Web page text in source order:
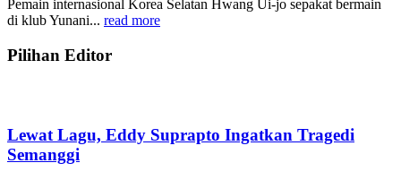
Pemain internasional Korea Selatan Hwang Ui-jo sepakat bermain
di klub Yunani... read more
Pilihan Editor
Lewat Lagu, Eddy Suprapto Ingatkan Tragedi
Semanggi